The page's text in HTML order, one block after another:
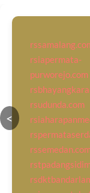
rsiapermata-
purworejo.com
rsudunda.com
<